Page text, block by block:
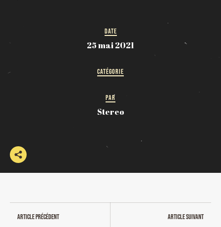
DATE
25 mai 2021
CATÉGORIE
PAR
Stereo
Article précédent Article suivant